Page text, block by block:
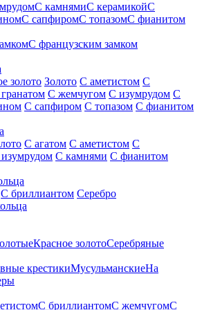
С камнямиС керамикойС
С сапфиромС топазомС фианитом
С французским замком
золото Золото С аметистом С
С жемчугом С изумрудом С
С сапфиром С топазом С фианитом
С агатом С аметистом С
С камнями С фианитом
С бриллиантом Серебро
Красное золотоСеребряные
крестикиМусульманскиеНа
С бриллиантомС жемчугомС